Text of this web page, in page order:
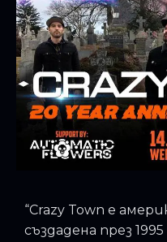
“Crazy Town е
създадена през